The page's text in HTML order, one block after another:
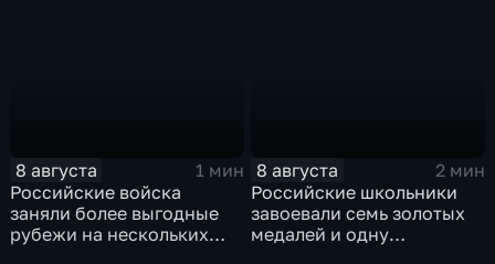
8 августа
1 мин
Российские войска
заняли более выгодные
рубежи на нескольких
8 августа
2 мин
Российские школьники
завоевали семь золотых
медалей и одну